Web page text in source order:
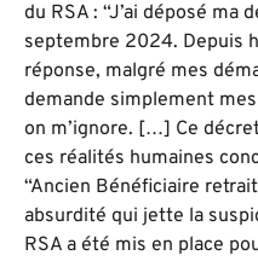
du RSA : “J’ai déposé ma
septembre 2024. Depuis
réponse, malgré mes
demande simplement
on m’ignore. […] Ce
ces réalités humaines
“Ancien Bénéficiaire
absurdité qui jette la
RSA a été mis en place